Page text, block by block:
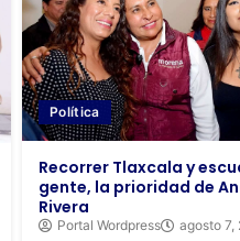
Política
Recorrer Tlaxcala y
gente, la prioridad de
Rivera
Portal Wordpress agosto 7,